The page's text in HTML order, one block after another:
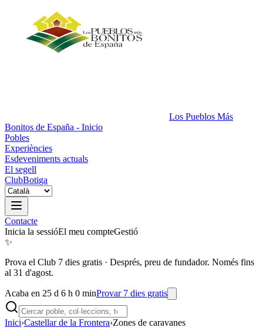
Los Pueblos Más
Bonitos de España - Inicio
Pobles
Experiències
Esdeveniments actuals
El segell
ClubBotiga
Contacte
Inicia la sessióEl meu compteGestió
✨
Prova el Club 7 dies gratis · Després, preu de fundador. Només fins
al 31 d'agost.
Acaba en 25 d 6 h 0 minProvar 7 dies gratis
Inici›Castellar de la Frontera›Zones de caravanes